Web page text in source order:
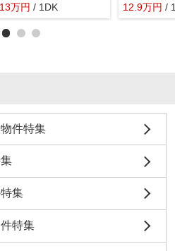
13万円 / 1DK 12.9万円 /
件特集
集
特集